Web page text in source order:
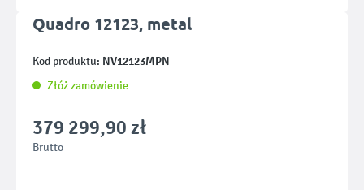
Quadro 12123, metal
Kod produktu: NV12123MPN
Złóż zamówienie
379 299,90 zł
Brutto